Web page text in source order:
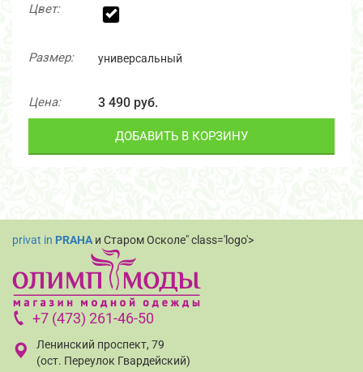
Цвет:
Размер: универсальный
Цена: 3 490 руб.
ДОБАВИТЬ В КОРЗИНУ
privat in PRAHA и Старом Осколе" class='logo'>
+7 (473) 261-46-50
Ленинский проспект, 79
(ост. Переулок Гвардейский)